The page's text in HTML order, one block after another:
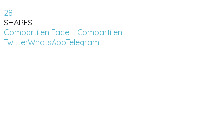
28
SHARES
Compartí en Face
Compartí en
TwitterWhatsAppTelegram